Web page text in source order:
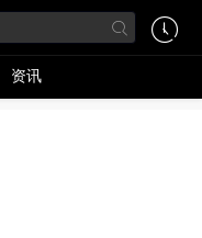
资讯